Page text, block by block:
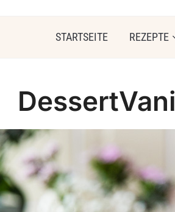
STARTSEITE REZEPTE